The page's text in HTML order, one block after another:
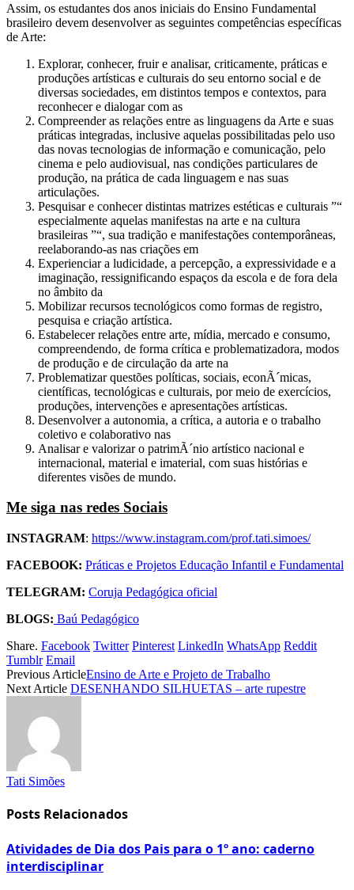
Assim, os estudantes dos anos iniciais do Ensino Fundamental
brasileiro devem desenvolver as seguintes competências específicas
de Arte:
Explorar, conhecer, fruir e analisar, criticamente, práticas e
produções artísticas e culturais do seu entorno social e de
diversas sociedades, em distintos tempos e contextos, para
reconhecer e dialogar com as
Compreender as relações entre as linguagens da Arte e suas
práticas integradas, inclusive aquelas possibilitadas pelo uso
das novas tecnologias de informação e comunicação, pelo
cinema e pelo audiovisual, nas condições particulares de
produção, na prática de cada linguagem e nas suas
articulações.
Pesquisar e conhecer distintas matrizes estéticas e culturais ”“
especialmente aquelas manifestas na arte e na cultura
brasileiras ”“, sua tradição e manifestações contemporâneas,
reelaborando-as nas criações em
Experienciar a ludicidade, a percepção, a expressividade e a
imaginação, ressignificando espaços da escola e de fora dela
no âmbito da
Mobilizar recursos tecnológicos como formas de registro,
pesquisa e criação artística.
Estabelecer relações entre arte, mídia, mercado e consumo,
compreendendo, de forma crítica e problematizadora, modos
de produção e de circulação da arte na
Problematizar questões políticas, sociais, econÃ´micas,
científicas, tecnológicas e culturais, por meio de exercícios,
produções, intervenções e apresentações artísticas.
Desenvolver a autonomia, a crítica, a autoria e o trabalho
coletivo e colaborativo nas
Analisar e valorizar o patrimÃ´nio artístico nacional e
internacional, material e imaterial, com suas histórias e
diferentes visões de mundo.
Me siga nas redes Sociais
INSTAGRAM: https://www.instagram.com/prof.tati.simoes/
FACEBOOK: Práticas e Projetos Educação Infantil e Fundamental
TELEGRAM: Coruja Pedagógica oficial
BLOGS: Baú Pedagógico
Share. Facebook Twitter Pinterest LinkedIn WhatsApp Reddit
Tumblr Email
Previous ArticleEnsino de Arte e Projeto de Trabalho
Next Article DESENHANDO SILHUETAS – arte rupestre
Tati Simões
Posts Relacionados
Atividades de Dia dos Pais para o 1º ano: caderno
interdisciplinar